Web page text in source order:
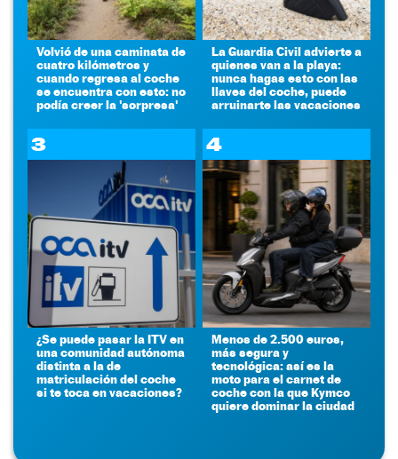
Volvió de una caminata de
cuatro kilómetros y
cuando regresa al coche
se encuentra con esto: no
podía creer la 'sorpresa'
La Guardia Civil advierte a
quienes van a la playa:
nunca hagas esto con las
llaves del coche, puede
arruinarte las vacaciones
3
¿Se puede pasar la ITV en
una comunidad autónoma
distinta a la de
matriculación del coche
si te toca en vacaciones?
4
Menos de 2.500 euros,
más segura y
tecnológica: así es la
moto para el carnet de
coche con la que Kymco
quiere dominar la ciudad